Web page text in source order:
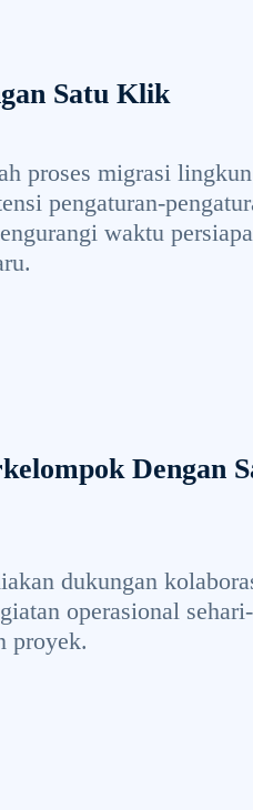
Satu Klik
proses migrasi
pengaturan-
waktu
Dengan
dukungan
operasional
proyek.